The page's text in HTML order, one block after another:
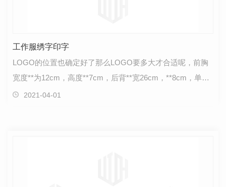
工作服绣字印字
LOGO的位置也确定好了那么LOGO要多大才合适呢，前胸
宽度**为12cm，高度**7cm，后背**宽26cm，**8cm，单个
字宽**少1cm，单个笔画**少1.2毫米宽。其他非常规的尺寸
2021-04-01